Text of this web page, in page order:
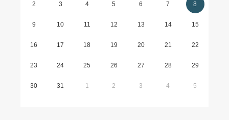
2 3 4 5 6 7 8
9 10 11 12 13 14 15
16 17 18 19 20 21 22
23 24 25 26 27 28 29
30 31 1 2 3 4 5